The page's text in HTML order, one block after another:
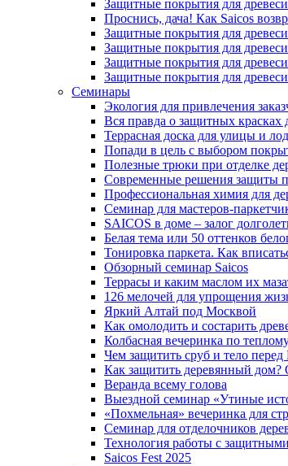
Защитные покрытия для
Проснись, дача! Как Saicos
Защитные покрытия для
Защитные покрытия для
Защитные покрытия для
Защитные покрытия для
Семинары
Экология для привлечения
Вся правда о защитных красках
Террасная доска для улицы и
Попади в цель с выбором
Полезные трюки при отделке
Современные решения защиты
Профессиональная химия для
Семинар для мастеров-
SAICOS в доме – залог
Белая тема или 50 оттенков
Тонировка паркета. Как
Обзорный семинар Saicos
Террасы и каким маслом их
126 мелочей для упрощения
Яркий Алтай под Москвой
Как омолодить и состарить
Колбасная вечеринка по
Чем защитить сруб и тело
Как защитить деревянный
Веранда всему голова
Выездной семинар «Утиные
«Похмельная» вечеринка для
Семинар для отделочников
Технология работы с
Saicos Fest 2025